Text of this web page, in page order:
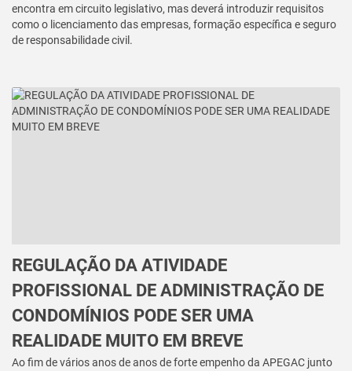
encontra em circuito legislativo, mas deverá introduzir requisitos
como o licenciamento das empresas, formação específica e seguro
de responsabilidade civil.
REGULAÇÃO DA ATIVIDADE
PROFISSIONAL DE ADMINISTRAÇÃO DE
CONDOMÍNIOS PODE SER UMA
REALIDADE MUITO EM BREVE
Ao fim de vários anos de anos de forte empenho da APEGAC junto